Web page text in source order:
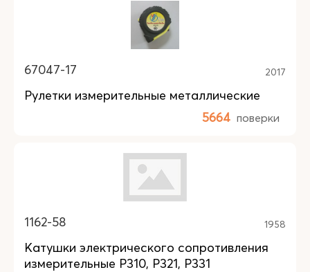
67047-17 2017
Рулетки измерительные металлические
5664 поверки
1162-58 1958
Катушки электрического сопротивления
измерительные Р310, Р321, Р331